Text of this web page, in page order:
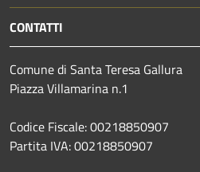
CONTATTI
Comune di Santa Teresa Gallura
Piazza Villamarina n.1
Codice Fiscale: 00218850907
Partita IVA: 00218850907